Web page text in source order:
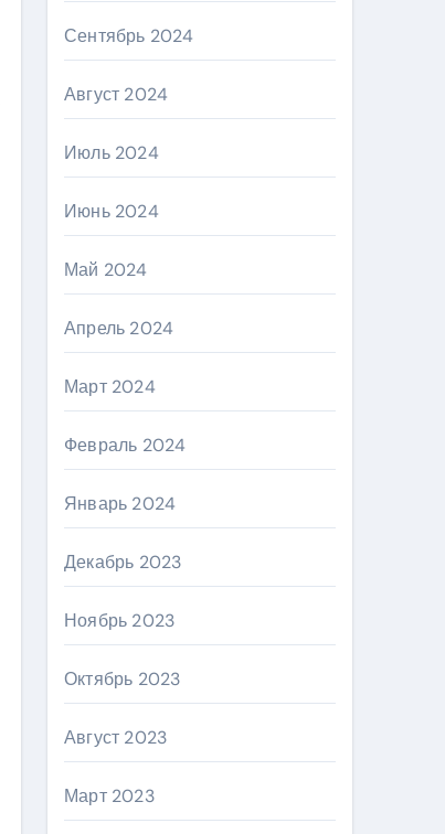
Сентябрь 2024
Август 2024
Июль 2024
Июнь 2024
Май 2024
Апрель 2024
Март 2024
Февраль 2024
Январь 2024
Декабрь 2023
Ноябрь 2023
Октябрь 2023
Август 2023
Март 2023